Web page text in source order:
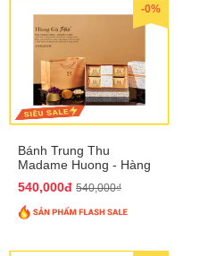
-0%
Bánh Trung Thu
Madame Huong - Hàng
540,000đ 540,000₫